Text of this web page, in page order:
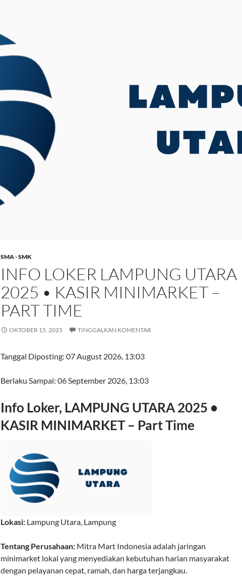
SMA - SMK
INFO LOKER LAMPUNG UTARA
2025 • KASIR MINIMARKET –
PART TIME
OKTOBER 15, 2025 TINGGALKAN KOMENTAR
Tanggal Diposting: 07 August 2026, 13:03
Berlaku Sampai: 06 September 2026, 13:03
Info Loker, LAMPUNG UTARA 2025 •
KASIR MINIMARKET – Part Time
Lokasi: Lampung Utara, Lampung
Tentang Perusahaan: Mitra Mart Indonesia adalah jaringan
minimarket lokal yang menyediakan kebutuhan harian masyarakat
dengan pelayanan cepat, ramah, dan harga terjangkau.